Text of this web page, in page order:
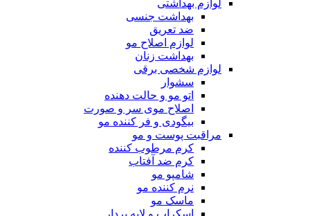
لوازم بهداشتی
بهداشت جنسی
ضد تعریق
لوازم اصلاح مو
بهداشت زنان
لوازم شخصی برقی
سشوار
اتو مو و حالت دهنده
اصلاح موی سر و صورت
بیگودی و فر کننده مو
مراقبت پوست و مو
کرم مرطوب کننده
کرم ضد آفتاب
شامپو مو
نرم کننده مو
ماسک مو
اسکراب و لایه بردار